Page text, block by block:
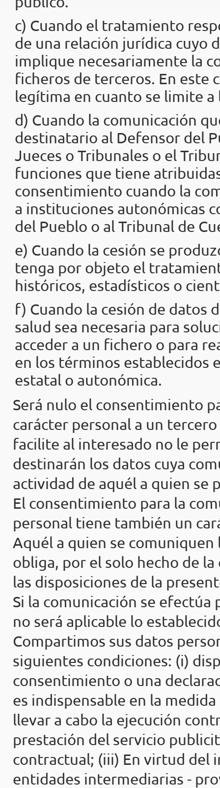
c) Cuando el tratamiento
de una relación jurídica cuyo
implique necesariamente la
ficheros de terceros. En este
legítima en cuanto se limite
d) Cuando la comunicación
destinatario al Defensor del
Jueces o Tribunales o el
funciones que tiene
consentimiento cuando la
a instituciones autonómicas
del Pueblo o al Tribunal de
e) Cuando la cesión se
tenga por objeto el
históricos, estadísticos o
f) Cuando la cesión de datos
salud sea necesaria para
acceder a un fichero o para
en los términos establecidos
estatal o autonómica.
Será nulo el consentimiento
carácter personal a un
facilite al interesado no le
destinarán los datos cuya
actividad de aquél a quien se
El consentimiento para la
personal tiene también un
Aquél a quien se
obliga, por el solo hecho de
las disposiciones de la
Si la comunicación se
no será aplicable lo
Compartimos sus datos
siguientes condiciones: (i)
consentimiento o una
es indispensable en la
llevar a cabo la ejecución
prestación del servicio
contractual; (iii) En virtud del
entidades intermediarias -